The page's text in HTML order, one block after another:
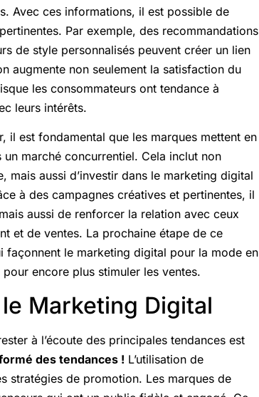
Avec ces informations, il est possible de
Par exemple, des recommandations
de style personnalisés peuvent créer un lien
augmente non seulement la satisfaction du
les consommateurs ont tendance à
leurs intérêts.
il est fondamental que les marques mettent en
marché concurrentiel. Cela inclut non
mais aussi d’investir dans le marketing digital
à des campagnes créatives et pertinentes, il
aussi de renforcer la relation avec ceux
et de ventes. La prochaine étape de ce
le marketing digital pour la mode en
encore plus stimuler les ventes.
Marketing Digital
à l’écoute des principales tendances est
des tendances ! L’utilisation de
stratégies de promotion. Les marques de